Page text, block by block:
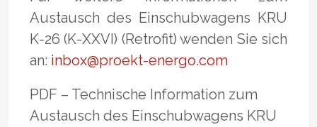
Austausch des Einschubwagens KRU
K-26 (K-XXVI) (Retrofit) wenden Sie sich
an: inbox@proekt-energo.com
PDF – Technische Information zum
Austausch des Einschubwagens KRU